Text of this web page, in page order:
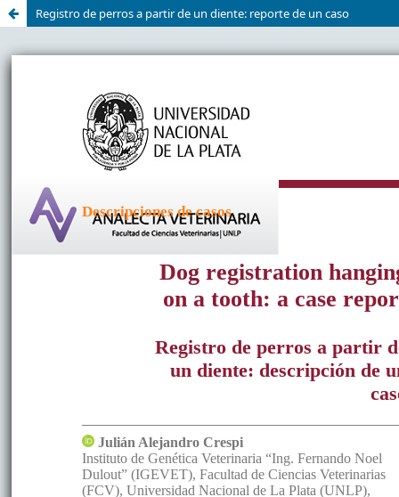
Registro de perros a partir de un diente: reporte de un caso